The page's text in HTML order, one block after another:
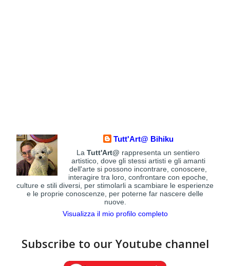
Tutt'Art@ Bihiku
LaTutt'Art@ rappresenta un sentiero
artistico, dove gli stessi artisti e gli amanti
dell'arte si possono incontrare, conoscere,
interagire tra loro, confrontare con epoche,
culture e stili diversi, per stimolarli a scambiare le esperienze
e le proprie conoscenze, per poterne far nascere delle
nuove.
Visualizza il mio profilo completo
Subscribe to our Youtube channel